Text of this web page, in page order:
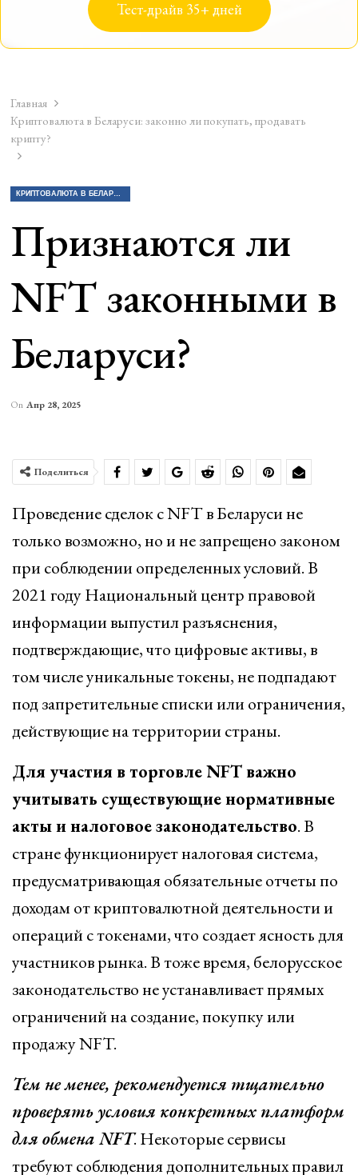
Тест-драйв 35+ дней
Главная
Криптовалюта в Беларуси: законно ли покупать, продавать
крипту?
КРИПТОВАЛЮТА В БЕЛАРУСИ: ЗАКОННО ЛИ ПОКУПАТЬ, ПРОДАВАТЬ КРИПТУ?
Признаются ли
NFT законными в
Беларуси?
On Апр 28, 2025
Поделиться
Проведение сделок с NFT в Беларуси не
только возможно, но и не запрещено законом
при соблюдении определенных условий. В
2021 году Национальный центр правовой
информации выпустил разъяснения,
подтверждающие, что цифровые активы, в
том числе уникальные токены, не подпадают
под запретительные списки или ограничения,
действующие на территории страны.
Для участия в торговле NFT важно
учитывать существующие нормативные
акты и налоговое законодательство. В
стране функционирует налоговая система,
предусматривающая обязательные отчеты по
доходам от криптовалютной деятельности и
операций с токенами, что создает ясность для
участников рынка. В тоже время, белорусское
законодательство не устанавливает прямых
ограничений на создание, покупку или
продажу NFT.
Тем не менее, рекомендуется тщательно
проверять условия конкретных платформ
для обмена NFT. Некоторые сервисы
требуют соблюдения дополнительных правил